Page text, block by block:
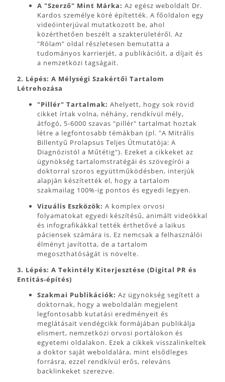
A "Szerző" Mint Márka: Az egész weboldalt Dr.
Kardos személye köré építették. A főoldalon egy
videóinterjúval mutatkozott be, ahol
közérthetően beszélt a szakterületéről. Az
"Rólam" oldal részletesen bemutatta a
tudományos karrierjét, a publikációit, a díjait és
a nemzetközi tagságait.
2. Lépés: A Mélységi Szakértői Tartalom
Létrehozása
"Pillér" Tartalmak: Ahelyett, hogy sok rövid
cikket írtak volna, néhány, rendkívül mély,
átfogó, 5-6000 szavas "pillér" tartalmat hoztak
létre a legfontosabb témákban (pl. "A Mitrális
Billentyű Prolapsus Teljes Útmutatója: A
Diagnózistól a Műtétig"). Ezeket a cikkeket az
ügynökség tartalomstratégái és szövegírói a
doktorral szoros együttműködésben, interjúk
alapján készítették el, hogy a tartalom
szakmailag 100%-ig pontos és egyedi legyen.
Vizuális Eszközök: A komplex orvosi
folyamatokat egyedi készítésű, animált videókkal
és infografikákkal tették érthetővé a laikus
páciensek számára is. Ez nemcsak a felhasználói
élményt javította, de a tartalom
megoszthatóságát is növelte.
3. Lépés: A Tekintély Kiterjesztése (Digital PR és
Entitás-építés)
Szakmai Publikációk: Az ügynökség segített a
doktornak, hogy a weboldalán megjelent
legfontosabb kutatási eredményeit és
meglátásait vendégcikk formájában publikálja
elismert, nemzetközi orvosi portálokon és
egyetemi oldalakon. Ezek a cikkek visszalinkeltek
a doktor saját weboldalára, mint elsődleges
forrásra, ezzel rendkívül erős, releváns
backlinkeket szerezve.